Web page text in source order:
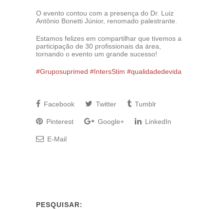
O evento contou com a presença do Dr. Luiz
Antônio Bonetti Júnior, renomado palestrante.
Estamos felizes em compartilhar que tivemos a
participação de 30 profissionais da área,
tornando o evento um grande sucesso!
#Gruposuprimed #IntersStim #qualidadedevida
Facebook Twitter Tumblr
Pinterest Google+ LinkedIn
E-Mail
PESQUISAR: